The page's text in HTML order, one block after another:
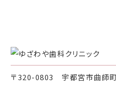
〒320-0803 宇都宮市曲師